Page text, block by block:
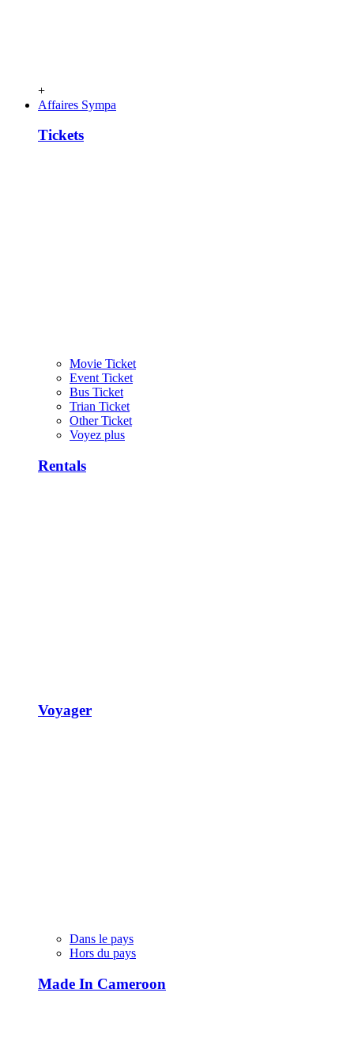
+
Affaires Sympa
Tickets
Movie Ticket
Event Ticket
Bus Ticket
Trian Ticket
Other Ticket
Voyez plus
Rentals
Voyager
Dans le pays
Hors du pays
Made In Cameroon